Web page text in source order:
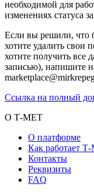
необходимой для
изменениях статуса
Если вы решили, что
хотите удалить свои
хотите получить все
записью), напишите
Ссылка на полный
О Т-МЕТ
О платформе
Как работает
Контакты
Реквизиты
FAQ